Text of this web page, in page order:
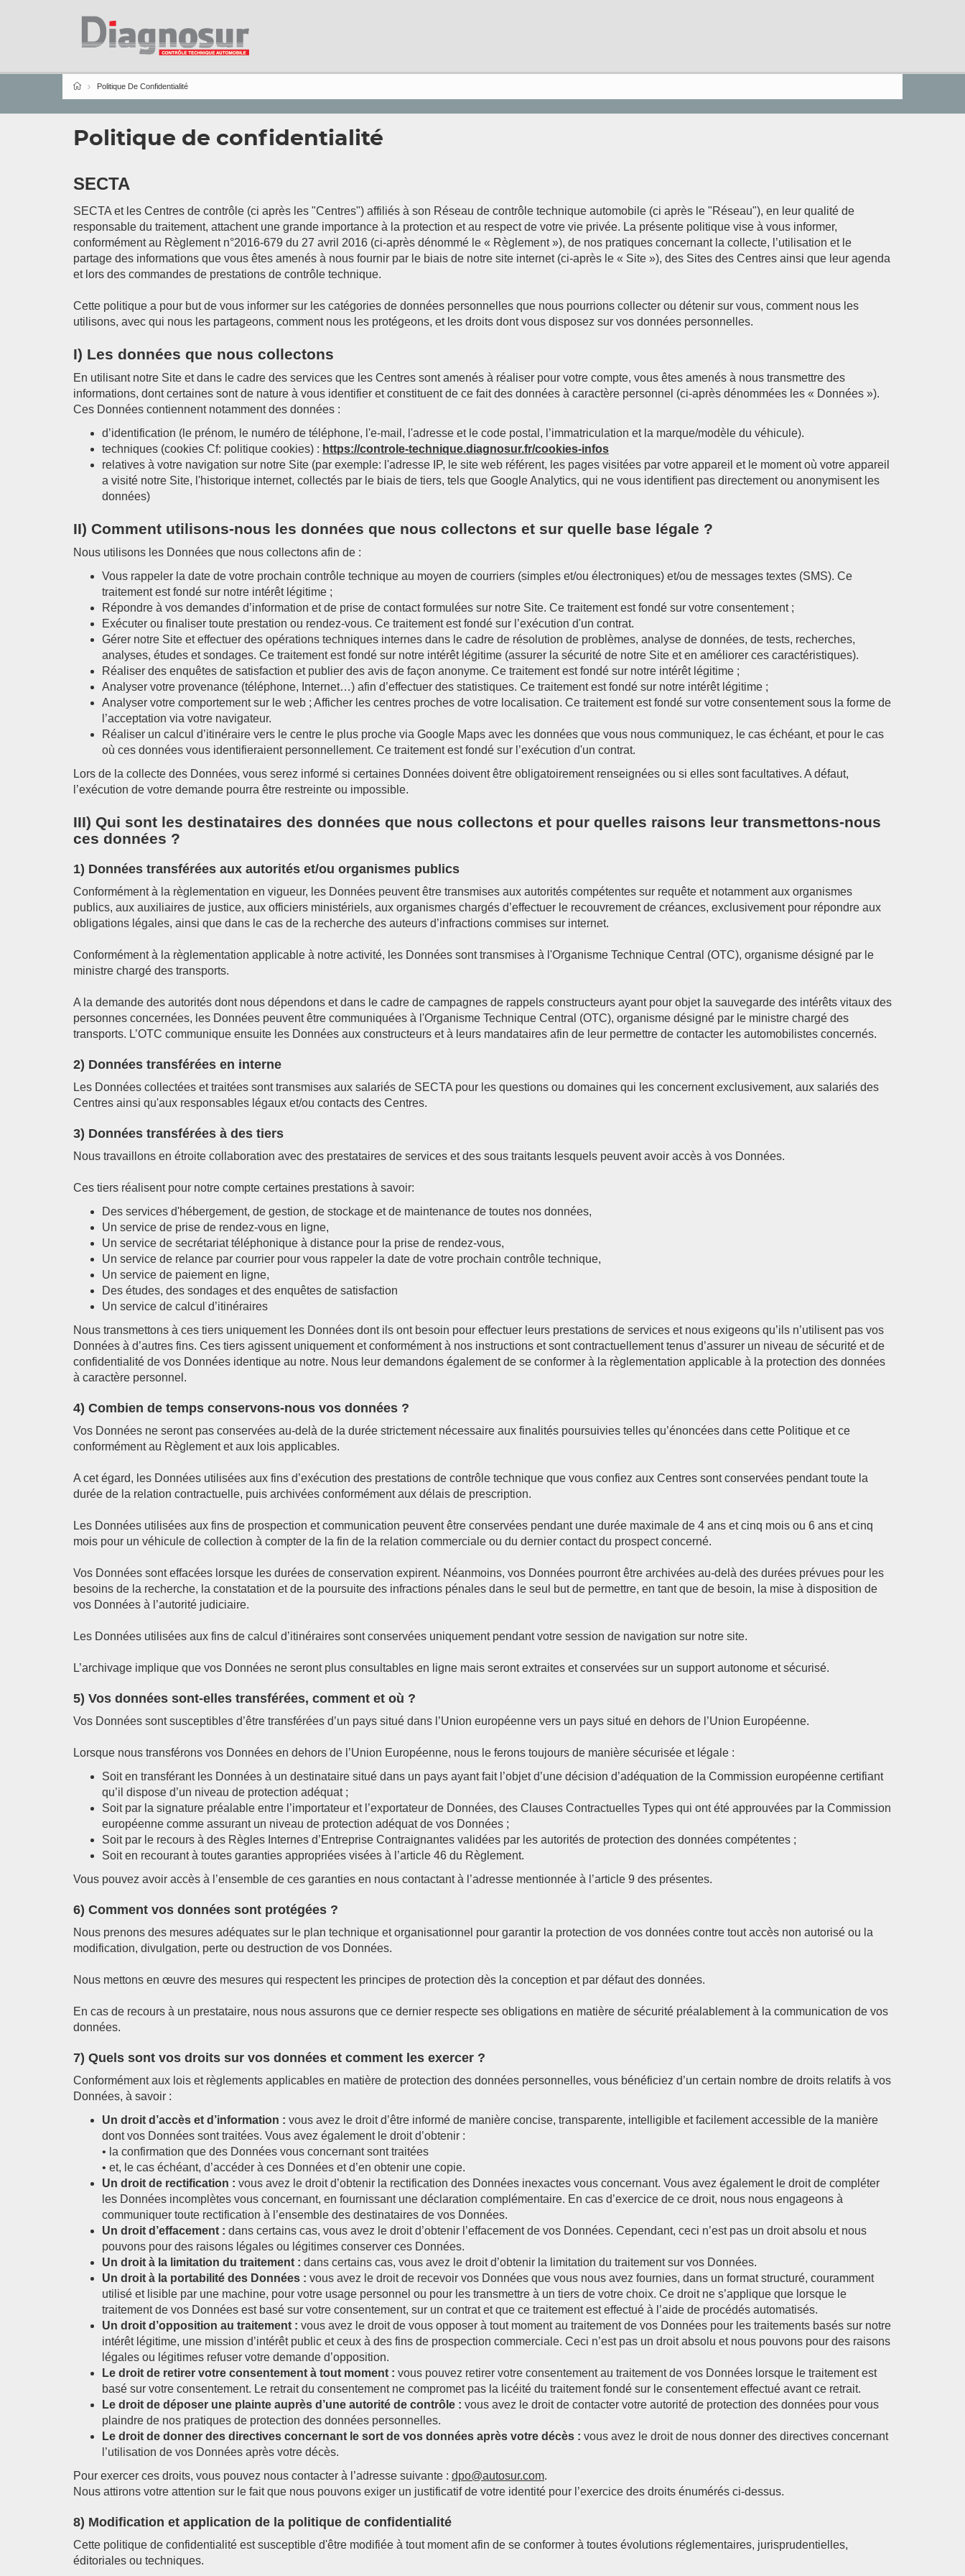
Politique De Confidentialité
Politique de confidentialité
SECTA
SECTA et les Centres de contrôle (ci après les "Centres") affiliés à son Réseau de contrôle technique automobile (ci après le "Réseau"), en leur qualité de
responsable du traitement, attachent une grande importance à la protection et au respect de votre vie privée. La présente politique vise à vous informer,
conformément au Règlement n°2016-679 du 27 avril 2016 (ci-après dénommé le « Règlement »), de nos pratiques concernant la collecte, l’utilisation et le
partage des informations que vous êtes amenés à nous fournir par le biais de notre site internet (ci-après le « Site »), des Sites des Centres ainsi que leur agenda
et lors des commandes de prestations de contrôle technique.
Cette politique a pour but de vous informer sur les catégories de données personnelles que nous pourrions collecter ou détenir sur vous, comment nous les
utilisons, avec qui nous les partageons, comment nous les protégeons, et les droits dont vous disposez sur vos données personnelles.
I) Les données que nous collectons
En utilisant notre Site et dans le cadre des services que les Centres sont amenés à réaliser pour votre compte, vous êtes amenés à nous transmettre des
informations, dont certaines sont de nature à vous identifier et constituent de ce fait des données à caractère personnel (ci-après dénommées les « Données »).
Ces Données contiennent notamment des données :
d’identification (le prénom, le numéro de téléphone, l'e-mail, l'adresse et le code postal, l’immatriculation et la marque/modèle du véhicule).
techniques (cookies Cf: politique cookies) : https://controle-technique.diagnosur.fr/cookies-infos
relatives à votre navigation sur notre Site (par exemple: l'adresse IP, le site web référent, les pages visitées par votre appareil et le moment où votre appareil
a visité notre Site, l'historique internet, collectés par le biais de tiers, tels que Google Analytics, qui ne vous identifient pas directement ou anonymisent les
données)
II) Comment utilisons-nous les données que nous collectons et sur quelle base légale ?
Nous utilisons les Données que nous collectons afin de :
Vous rappeler la date de votre prochain contrôle technique au moyen de courriers (simples et/ou électroniques) et/ou de messages textes (SMS). Ce
traitement est fondé sur notre intérêt légitime ;
Répondre à vos demandes d’information et de prise de contact formulées sur notre Site. Ce traitement est fondé sur votre consentement ;
Exécuter ou finaliser toute prestation ou rendez-vous. Ce traitement est fondé sur l’exécution d'un contrat.
Gérer notre Site et effectuer des opérations techniques internes dans le cadre de résolution de problèmes, analyse de données, de tests, recherches,
analyses, études et sondages. Ce traitement est fondé sur notre intérêt légitime (assurer la sécurité de notre Site et en améliorer ces caractéristiques).
Réaliser des enquêtes de satisfaction et publier des avis de façon anonyme. Ce traitement est fondé sur notre intérêt légitime ;
Analyser votre provenance (téléphone, Internet…) afin d’effectuer des statistiques. Ce traitement est fondé sur notre intérêt légitime ;
Analyser votre comportement sur le web ; Afficher les centres proches de votre localisation. Ce traitement est fondé sur votre consentement sous la forme de
l’acceptation via votre navigateur.
Réaliser un calcul d’itinéraire vers le centre le plus proche via Google Maps avec les données que vous nous communiquez, le cas échéant, et pour le cas
où ces données vous identifieraient personnellement. Ce traitement est fondé sur l’exécution d'un contrat.
Lors de la collecte des Données, vous serez informé si certaines Données doivent être obligatoirement renseignées ou si elles sont facultatives. A défaut,
l’exécution de votre demande pourra être restreinte ou impossible.
III) Qui sont les destinataires des données que nous collectons et pour quelles raisons leur transmettons-nous
ces données ?
1) Données transférées aux autorités et/ou organismes publics
Conformément à la règlementation en vigueur, les Données peuvent être transmises aux autorités compétentes sur requête et notamment aux organismes
publics, aux auxiliaires de justice, aux officiers ministériels, aux organismes chargés d’effectuer le recouvrement de créances, exclusivement pour répondre aux
obligations légales, ainsi que dans le cas de la recherche des auteurs d’infractions commises sur internet.
Conformément à la règlementation applicable à notre activité, les Données sont transmises à l'Organisme Technique Central (OTC), organisme désigné par le
ministre chargé des transports.
A la demande des autorités dont nous dépendons et dans le cadre de campagnes de rappels constructeurs ayant pour objet la sauvegarde des intérêts vitaux des
personnes concernées, les Données peuvent être communiquées à l'Organisme Technique Central (OTC), organisme désigné par le ministre chargé des
transports. L’OTC communique ensuite les Données aux constructeurs et à leurs mandataires afin de leur permettre de contacter les automobilistes concernés.
2) Données transférées en interne
Les Données collectées et traitées sont transmises aux salariés de SECTA pour les questions ou domaines qui les concernent exclusivement, aux salariés des
Centres ainsi qu'aux responsables légaux et/ou contacts des Centres.
3) Données transférées à des tiers
Nous travaillons en étroite collaboration avec des prestataires de services et des sous traitants lesquels peuvent avoir accès à vos Données.
Ces tiers réalisent pour notre compte certaines prestations à savoir:
Des services d'hébergement, de gestion, de stockage et de maintenance de toutes nos données,
Un service de prise de rendez-vous en ligne,
Un service de secrétariat téléphonique à distance pour la prise de rendez-vous,
Un service de relance par courrier pour vous rappeler la date de votre prochain contrôle technique,
Un service de paiement en ligne,
Des études, des sondages et des enquêtes de satisfaction
Un service de calcul d’itinéraires
Nous transmettons à ces tiers uniquement les Données dont ils ont besoin pour effectuer leurs prestations de services et nous exigeons qu’ils n’utilisent pas vos
Données à d’autres fins. Ces tiers agissent uniquement et conformément à nos instructions et sont contractuellement tenus d’assurer un niveau de sécurité et de
confidentialité de vos Données identique au notre. Nous leur demandons également de se conformer à la règlementation applicable à la protection des données
à caractère personnel.
4) Combien de temps conservons-nous vos données ?
Vos Données ne seront pas conservées au-delà de la durée strictement nécessaire aux finalités poursuivies telles qu’énoncées dans cette Politique et ce
conformément au Règlement et aux lois applicables.
A cet égard, les Données utilisées aux fins d’exécution des prestations de contrôle technique que vous confiez aux Centres sont conservées pendant toute la
durée de la relation contractuelle, puis archivées conformément aux délais de prescription.
Les Données utilisées aux fins de prospection et communication peuvent être conservées pendant une durée maximale de 4 ans et cinq mois ou 6 ans et cinq
mois pour un véhicule de collection à compter de la fin de la relation commerciale ou du dernier contact du prospect concerné.
Vos Données sont effacées lorsque les durées de conservation expirent. Néanmoins, vos Données pourront être archivées au-delà des durées prévues pour les
besoins de la recherche, la constatation et de la poursuite des infractions pénales dans le seul but de permettre, en tant que de besoin, la mise à disposition de
vos Données à l’autorité judiciaire.
Les Données utilisées aux fins de calcul d’itinéraires sont conservées uniquement pendant votre session de navigation sur notre site.
L’archivage implique que vos Données ne seront plus consultables en ligne mais seront extraites et conservées sur un support autonome et sécurisé.
5) Vos données sont-elles transférées, comment et où ?
Vos Données sont susceptibles d’être transférées d’un pays situé dans l’Union européenne vers un pays situé en dehors de l’Union Européenne.
Lorsque nous transférons vos Données en dehors de l’Union Européenne, nous le ferons toujours de manière sécurisée et légale :
Soit en transférant les Données à un destinataire situé dans un pays ayant fait l’objet d’une décision d’adéquation de la Commission européenne certifiant
qu’il dispose d’un niveau de protection adéquat ;
Soit par la signature préalable entre l’importateur et l’exportateur de Données, des Clauses Contractuelles Types qui ont été approuvées par la Commission
européenne comme assurant un niveau de protection adéquat de vos Données ;
Soit par le recours à des Règles Internes d’Entreprise Contraignantes validées par les autorités de protection des données compétentes ;
Soit en recourant à toutes garanties appropriées visées à l’article 46 du Règlement.
Vous pouvez avoir accès à l’ensemble de ces garanties en nous contactant à l’adresse mentionnée à l’article 9 des présentes.
6) Comment vos données sont protégées ?
Nous prenons des mesures adéquates sur le plan technique et organisationnel pour garantir la protection de vos données contre tout accès non autorisé ou la
modification, divulgation, perte ou destruction de vos Données.
Nous mettons en œuvre des mesures qui respectent les principes de protection dès la conception et par défaut des données.
En cas de recours à un prestataire, nous nous assurons que ce dernier respecte ses obligations en matière de sécurité préalablement à la communication de vos
données.
7) Quels sont vos droits sur vos données et comment les exercer ?
Conformément aux lois et règlements applicables en matière de protection des données personnelles, vous bénéficiez d’un certain nombre de droits relatifs à vos
Données, à savoir :
Un droit d’accès et d’information : vous avez le droit d’être informé de manière concise, transparente, intelligible et facilement accessible de la manière
dont vos Données sont traitées. Vous avez également le droit d’obtenir :
• la confirmation que des Données vous concernant sont traitées
• et, le cas échéant, d’accéder à ces Données et d’en obtenir une copie.
Un droit de rectification : vous avez le droit d’obtenir la rectification des Données inexactes vous concernant. Vous avez également le droit de compléter
les Données incomplètes vous concernant, en fournissant une déclaration complémentaire. En cas d’exercice de ce droit, nous nous engageons à
communiquer toute rectification à l’ensemble des destinataires de vos Données.
Un droit d’effacement : dans certains cas, vous avez le droit d’obtenir l’effacement de vos Données. Cependant, ceci n’est pas un droit absolu et nous
pouvons pour des raisons légales ou légitimes conserver ces Données.
Un droit à la limitation du traitement : dans certains cas, vous avez le droit d’obtenir la limitation du traitement sur vos Données.
Un droit à la portabilité des Données : vous avez le droit de recevoir vos Données que vous nous avez fournies, dans un format structuré, couramment
utilisé et lisible par une machine, pour votre usage personnel ou pour les transmettre à un tiers de votre choix. Ce droit ne s’applique que lorsque le
traitement de vos Données est basé sur votre consentement, sur un contrat et que ce traitement est effectué à l’aide de procédés automatisés.
Un droit d’opposition au traitement : vous avez le droit de vous opposer à tout moment au traitement de vos Données pour les traitements basés sur notre
intérêt légitime, une mission d’intérêt public et ceux à des fins de prospection commerciale. Ceci n’est pas un droit absolu et nous pouvons pour des raisons
légales ou légitimes refuser votre demande d’opposition.
Le droit de retirer votre consentement à tout moment : vous pouvez retirer votre consentement au traitement de vos Données lorsque le traitement est
basé sur votre consentement. Le retrait du consentement ne compromet pas la licéité du traitement fondé sur le consentement effectué avant ce retrait.
Le droit de déposer une plainte auprès d’une autorité de contrôle : vous avez le droit de contacter votre autorité de protection des données pour vous
plaindre de nos pratiques de protection des données personnelles.
Le droit de donner des directives concernant le sort de vos données après votre décès : vous avez le droit de nous donner des directives concernant
l’utilisation de vos Données après votre décès.
Pour exercer ces droits, vous pouvez nous contacter à l’adresse suivante : dpo@autosur.com.
Nous attirons votre attention sur le fait que nous pouvons exiger un justificatif de votre identité pour l’exercice des droits énumérés ci-dessus.
8) Modification et application de la politique de confidentialité
Cette politique de confidentialité est susceptible d'être modifiée à tout moment afin de se conformer à toutes évolutions réglementaires, jurisprudentielles,
éditoriales ou techniques.